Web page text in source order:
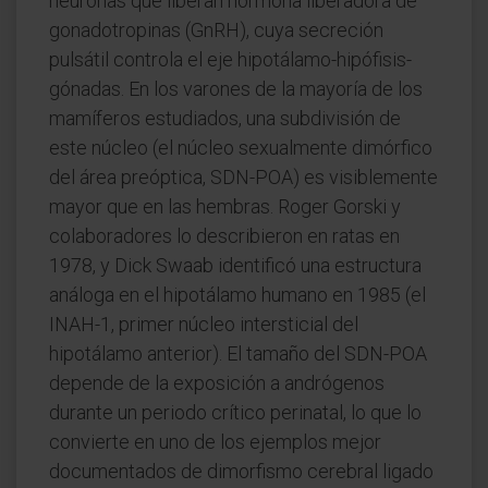
gonadotropinas (GnRH), cuya secreción
pulsátil controla el eje hipotálamo-hipófisis-
gónadas. En los varones de la mayoría de los
mamíferos estudiados, una subdivisión de
este núcleo (el núcleo sexualmente dimórfico
del área preóptica, SDN-POA) es visiblemente
mayor que en las hembras. Roger Gorski y
colaboradores lo describieron en ratas en
1978, y Dick Swaab identificó una estructura
análoga en el hipotálamo humano en 1985 (el
INAH-1, primer núcleo intersticial del
hipotálamo anterior). El tamaño del SDN-POA
depende de la exposición a andrógenos
durante un periodo crítico perinatal, lo que lo
convierte en uno de los ejemplos mejor
documentados de dimorfismo cerebral ligado